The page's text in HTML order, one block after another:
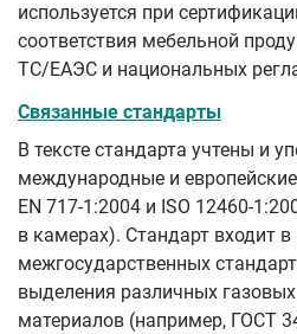
используется при
соответствия мебельной
ТС/ЕАЭС и национальных
Связанные стандарты
В тексте стандарта учтены и
международные и
EN 717‑1:2004 и ISO
в камерах). Стандарт входит в
межгосударственных
выделения различных
материалов (например, ГОСТ